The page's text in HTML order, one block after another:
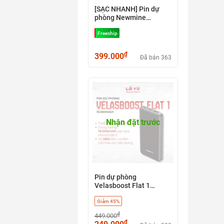
[SẠC NHANH] Pin dự
phòng Newmine
Freeship
399.000₫ Đã bán 363
Nhận đặt trước
Pin dự phòng
Velasboost Flat 1
Giảm 45%
449.000₫
₫